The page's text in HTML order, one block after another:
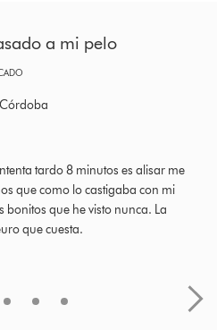
a mi pelo
Córdoba
de 2024 Ratings
tardo 8 minutos es alisar me
que como lo castigaba con mi
bonitos que he visto nunca. La
que cuesta.